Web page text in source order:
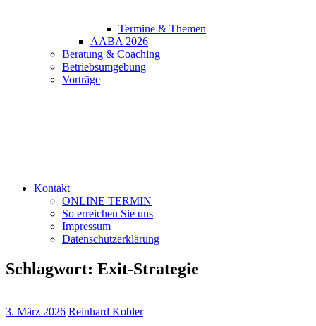
Termine & Themen
AABA 2026
Beratung & Coaching
Betriebsumgebung
Vorträge
Kontakt
ONLINE TERMIN
So erreichen Sie uns
Impressum
Datenschutzerklärung
Schlagwort: Exit-Strategie
3. März 2026 Reinhard Kobler